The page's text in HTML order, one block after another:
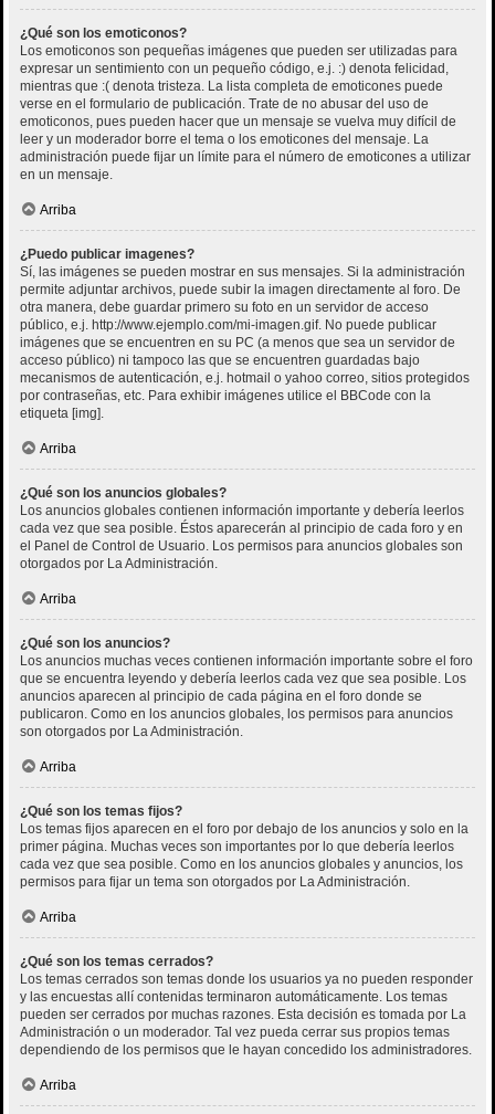
¿Qué son los emoticonos?
Los emoticonos son pequeñas imágenes que pueden ser utilizadas para
expresar un sentimiento con un pequeño código, e.j. :) denota felicidad,
mientras que :( denota tristeza. La lista completa de emoticones puede
verse en el formulario de publicación. Trate de no abusar del uso de
emoticonos, pues pueden hacer que un mensaje se vuelva muy difícil de
leer y un moderador borre el tema o los emoticones del mensaje. La
administración puede fijar un límite para el número de emoticones a utilizar
en un mensaje.
Arriba
¿Puedo publicar imagenes?
Sí, las imágenes se pueden mostrar en sus mensajes. Si la administración
permite adjuntar archivos, puede subir la imagen directamente al foro. De
otra manera, debe guardar primero su foto en un servidor de acceso
público, e.j. http://www.ejemplo.com/mi-imagen.gif. No puede publicar
imágenes que se encuentren en su PC (a menos que sea un servidor de
acceso público) ni tampoco las que se encuentren guardadas bajo
mecanismos de autenticación, e.j. hotmail o yahoo correo, sitios protegidos
por contraseñas, etc. Para exhibir imágenes utilice el BBCode con la
etiqueta [img].
Arriba
¿Qué son los anuncios globales?
Los anuncios globales contienen información importante y debería leerlos
cada vez que sea posible. Éstos aparecerán al principio de cada foro y en
el Panel de Control de Usuario. Los permisos para anuncios globales son
otorgados por La Administración.
Arriba
¿Qué son los anuncios?
Los anuncios muchas veces contienen información importante sobre el foro
que se encuentra leyendo y debería leerlos cada vez que sea posible. Los
anuncios aparecen al principio de cada página en el foro donde se
publicaron. Como en los anuncios globales, los permisos para anuncios
son otorgados por La Administración.
Arriba
¿Qué son los temas fijos?
Los temas fijos aparecen en el foro por debajo de los anuncios y solo en la
primer página. Muchas veces son importantes por lo que debería leerlos
cada vez que sea posible. Como en los anuncios globales y anuncios, los
permisos para fijar un tema son otorgados por La Administración.
Arriba
¿Qué son los temas cerrados?
Los temas cerrados son temas donde los usuarios ya no pueden responder
y las encuestas allí contenidas terminaron automáticamente. Los temas
pueden ser cerrados por muchas razones. Esta decisión es tomada por La
Administración o un moderador. Tal vez pueda cerrar sus propios temas
dependiendo de los permisos que le hayan concedido los administradores.
Arriba